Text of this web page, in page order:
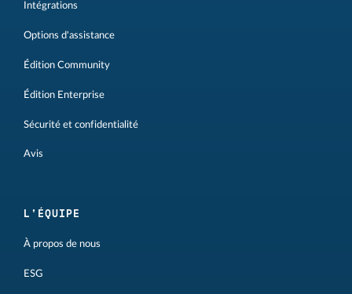
Intégrations
Options d'assistance
Édition Community
Édition Enterprise
Sécurité et confidentialité
Avis
L'ÉQUIPE
À propos de nous
ESG